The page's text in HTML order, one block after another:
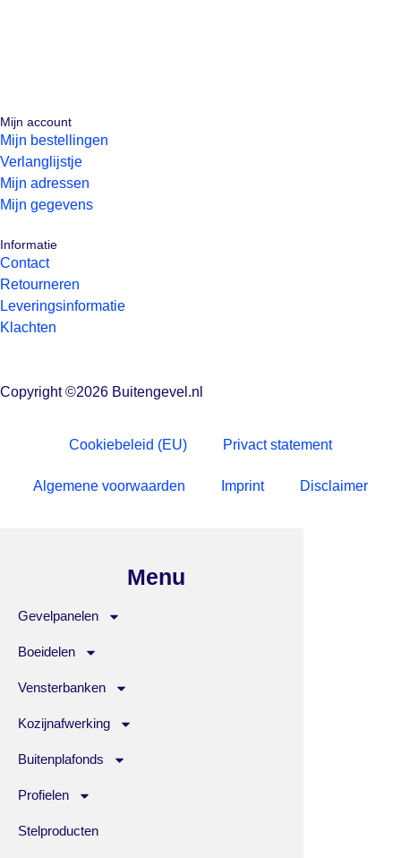
Mijn account
Mijn bestellingen
Verlanglijstje
Mijn adressen
Mijn gegevens
Informatie
Contact
Retourneren
Leveringsinformatie
Klachten
Copyright ©2026 Buitengevel.nl
Cookiebeleid (EU) Privact statement
Algemene voorwaarden Imprint Disclaimer
Menu
Gevelpanelen
Boeidelen
Vensterbanken
Kozijnafwerking
Buitenplafonds
Profielen
Stelproducten